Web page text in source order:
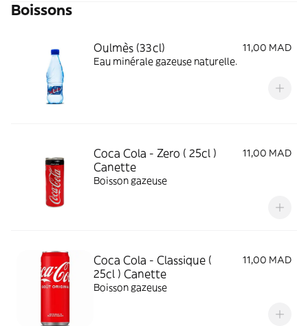
Boissons
Oulmès (33cl)
11,00 MAD
Eau minérale gazeuse naturelle.
Coca Cola - Zero ( 25cl )
Canette
11,00 MAD
Boisson gazeuse
Coca Cola - Classique (
25cl ) Canette
11,00 MAD
Boisson gazeuse